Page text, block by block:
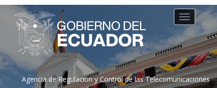
Agencia de Regulación y Control de las Telecomunicaciones
Toggle
navigation